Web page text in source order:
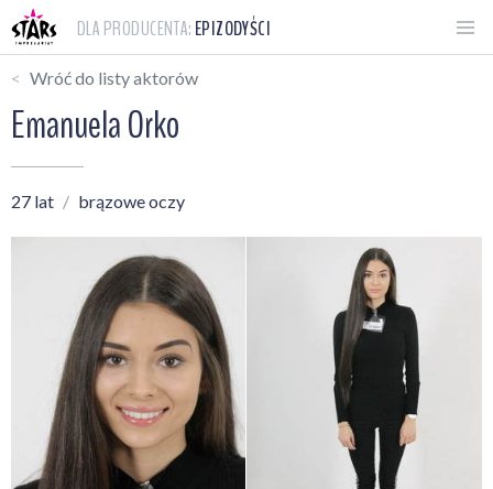
DLA PRODUCENTA: EPIZODYŚCI
Wróć do listy aktorów
Emanuela Orko
27 lat brązowe oczy